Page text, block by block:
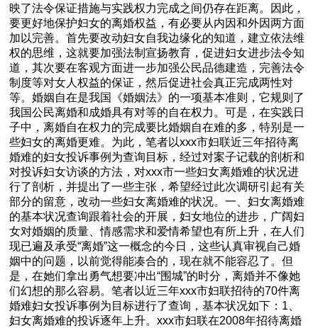
映了法令保证措施与实践权力完成之间仍存在距离。因此，
要更好地保护妇女的离婚权益，有必要从内因和外因两方面
加以完善。首先要改动妇女自我边缘化的知道，建立依法维
权的思维，这就要加强法制宣扬教育，促进妇女进步法令知
道，其次要在客观方面进一步加强公民品德建造，完善法令
制度等对女人权益的保证，然后促进社会真正完成两性对
等。婚姻自在是我国《婚姻法》的一项基本准则，它规则了
我国公民离婚和成婚具有对等的自在权力。可是，在实践日
子中，离婚自在权力的完成要比婚姻自在难的多，特别是一
些妇女的离婚更难。为此，笔者以xxx市妇联近三年招待离
婚难的妇女投诉事例为查询目标，经过对案子记载的剖析和
对投诉妇女访谈的方法，对xxx市一些妇女离婚难的状况进
行了剖析，并提出了一些主张，希望经过此次调研引起有关
部分的留意，改动一些妇女离婚难的状况。一、妇女离婚难
的基本状况查询跟着社会的开展，妇女地位的进步，广阔妇
女对婚姻的质量、情感需求和爱情希望也有所上升，在人们
现已遍及承受“离婚”这一概念的今日，这些认真审视自己婚
姻中的问题，以前觉得能凑合的，现在就不能容忍了。但
是，在她们拿出勇气想要冲出“围城”的时分，离婚并不像她
们幻想的那么容易。笔者以近三年xxx市妇联招待的70件离
婚难妇女投诉事例为目标进行了查询，基本状况如下：1、
妇女离婚难的投诉逐年上升。xxx市妇联在2008年招待离婚